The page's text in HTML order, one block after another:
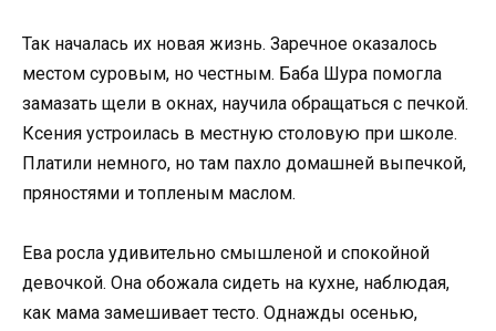
Так началась их новая жизнь. Заречное оказалось
местом суровым, но честным. Баба Шура помогла
замазать щели в окнах, научила обращаться с печкой.
Ксения устроилась в местную столовую при школе.
Платили немного, но там пахло домашней выпечкой,
пряностями и топленым маслом.
Ева росла удивительно смышленой и спокойной
девочкой. Она обожала сидеть на кухне, наблюдая,
как мама замешивает тесто. Однажды осенью,